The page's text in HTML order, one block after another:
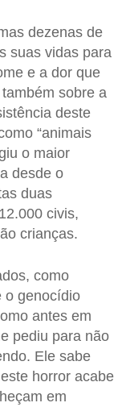
dezenas de
suas vidas para
e a dor que
sobre a
deste
“animais
o maior
desde o
duas
civis,
crianças.
como
o genocídio
antes em
pediu para não
Ele sabe
horror acabe
em